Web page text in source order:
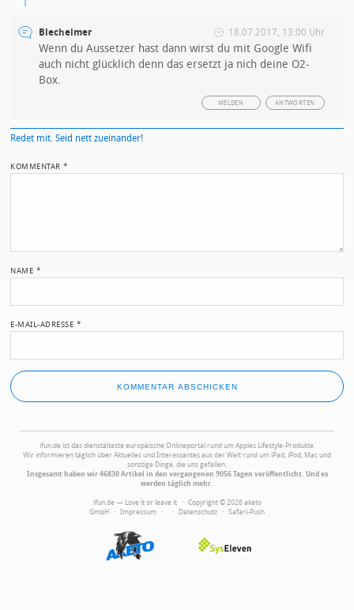
Blecheimer 18.07.2017, 13:00 Uhr
Wenn du Aussetzer hast dann wirst du mit Google Wifi
auch nicht glücklich denn das ersetzt ja nich deine O2-
Box.
ANTWORTEN
MELDEN
Redet mit. Seid nett zueinander!
KOMMENTAR*
NAME *
E-MAIL-ADRESSE *
ifun.de ist das dienstälteste europäische Onlineportal rund um Apples Lifestyle-Produkte.
Wir informieren täglich über Aktuelles und Interessantes aus der Welt rund um iPad, iPod, Mac und
sonstige Dinge, die uns gefallen.
Insgesamt haben wir 46830 Artikel in den vergangenen 9056 Tagen veröffentlicht. Und es
werden täglich mehr.
ifun.de — Love it or leave it · Copyright © 2026 aketo
GmbH · Impressum · · Datenschutz · Safari-Push